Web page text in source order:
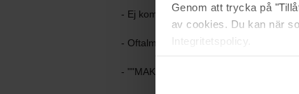
Genom att trycka på
av cookies. Du kan när
Integritetspolicy.
- Ej komedogen: täpper inte till porer
- Oftalmologiskt testad
- ""MAKEUP SO PURE AND CLEAN